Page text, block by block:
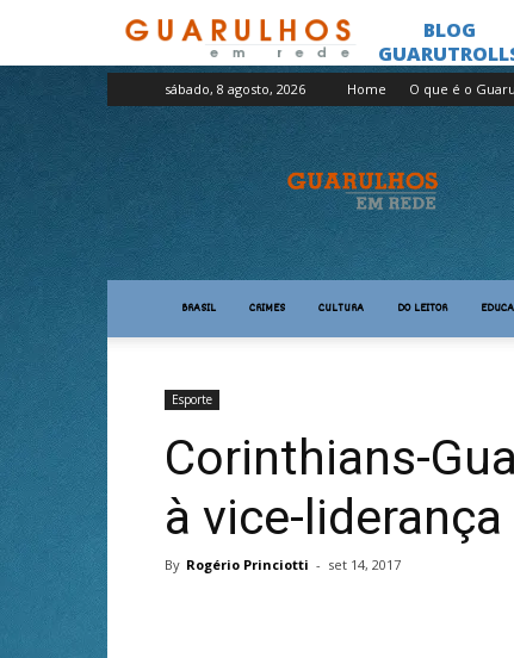
sábado, 8 agosto, 2026 Home O que é o
Guarulhos
em
Rede
BRASIL CRIMES CULTURA DO LEITOR
Esporte
Corinthians-
à vice-
By Rogério Princiotti - set 14, 2017